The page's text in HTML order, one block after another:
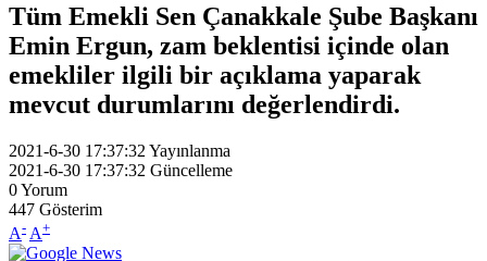
Tüm Emekli Sen Çanakkale Şube Başkanı
Emin Ergun, zam beklentisi içinde olan
emekliler ilgili bir açıklama yaparak
mevcut durumlarını değerlendirdi.
2021-6-30 17:37:32 Yayınlanma
2021-6-30 17:37:32 Güncelleme
0Yorum
447 Gösterim
A- A+